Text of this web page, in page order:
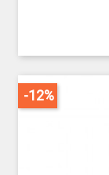
-12%